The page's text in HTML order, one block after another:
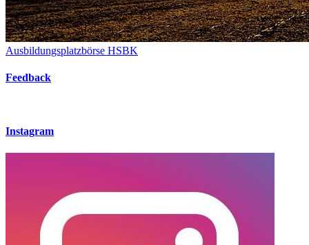
Ausbildungsplatzbörse HSBK
Feedback
Instagram